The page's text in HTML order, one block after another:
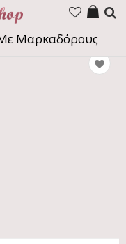
Μαρκαδόρους